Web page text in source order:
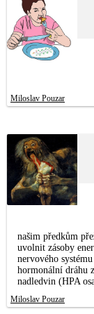
Miloslav Pouzar
našim předkům
uvolnit zásoby
nervového
hormonální dráhu
nadledvin (HPA
Miloslav Pouzar